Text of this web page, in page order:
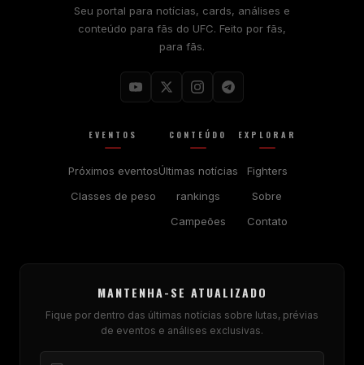
Seu portal para notícias, cards, análises e
conteúdo para fãs do UFC. Feito por fãs,
para fãs.
EVENTOS
Próximos eventos
Classes de peso
CONTEÚDO
Últimas notícias
rankings
Campeões
EXPLORAR
Fighters
Sobre
Contato
MANTENHA-SE ATUALIZADO
Fique por dentro das últimas notícias sobre lutas, prévias
de eventos e análises exclusivas.